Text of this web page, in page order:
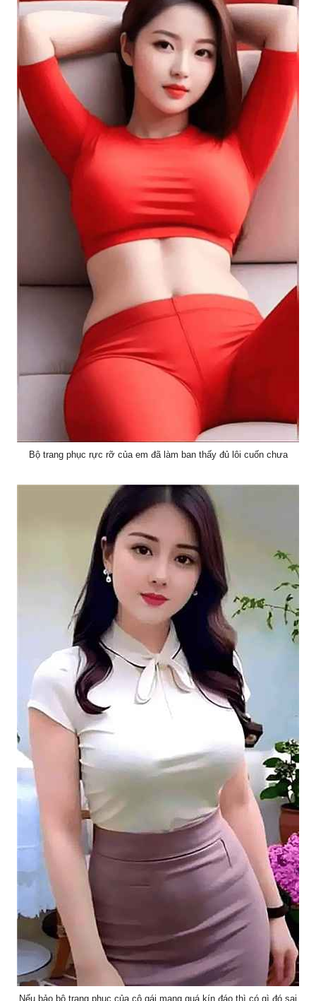
Bộ trang phục rực rỡ của em đã làm ban thấy đủ lôi cuốn chưa
Nếu bảo bộ trang phục của cô gái mang quá kín đáo thì có gì đó sai